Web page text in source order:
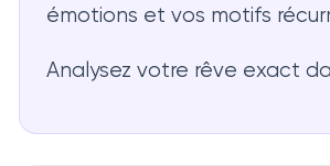
émotions et vos motifs
Analysez votre rêve exact